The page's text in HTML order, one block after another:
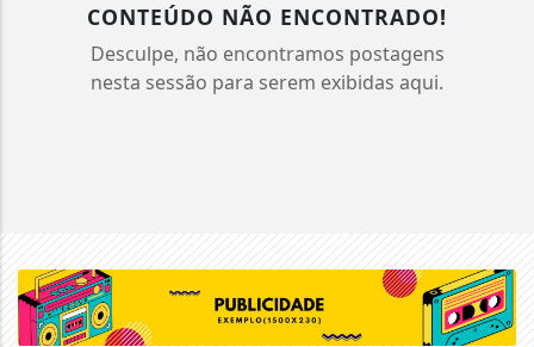
CONTEÚDO NÃO ENCONTRADO!
Desculpe, não encontramos postagens
nesta sessão para serem exibidas aqui.